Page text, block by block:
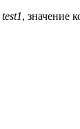
test1, значение